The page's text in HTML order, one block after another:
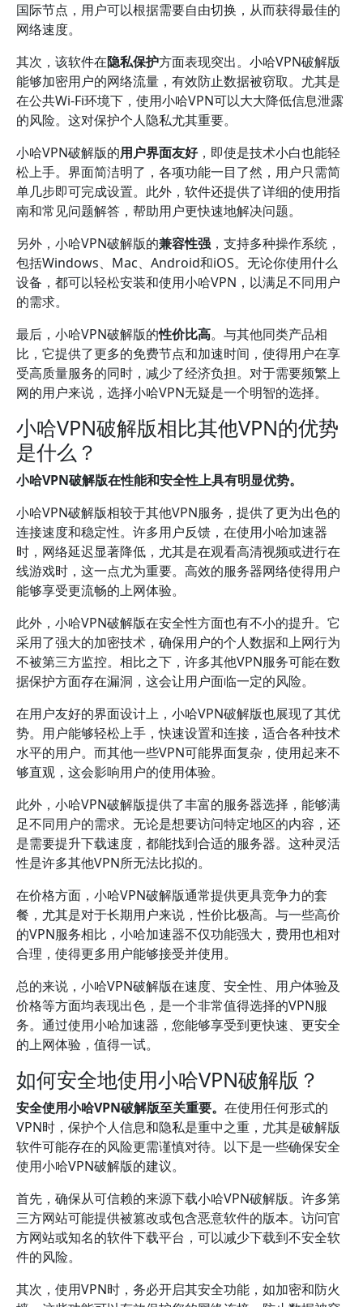
国际节点，用户可以根据需要自由切换，从而获得最佳的
网络速度。
其次，该软件在隐私保护方面表现突出。小哈VPN破解版
能够加密用户的网络流量，有效防止数据被窃取。尤其是
在公共Wi-Fi环境下，使用小哈VPN可以大大降低信息泄露
的风险。这对保护个人隐私尤其重要。
小哈VPN破解版的用户界面友好，即使是技术小白也能轻
松上手。界面简洁明了，各项功能一目了然，用户只需简
单几步即可完成设置。此外，软件还提供了详细的使用指
南和常见问题解答，帮助用户更快速地解决问题。
另外，小哈VPN破解版的兼容性强 ，支持多种操作系统，
包括Windows、Mac、Android和iOS。无论你使用什么
设备，都可以轻松安装和使用小哈VPN，以满足不同用户
的需求。
最后，小哈VPN破解版的性价比高。与其他同类产品相
比，它提供了更多的免费节点和加速时间，使得用户在享
受高质量服务的同时，减少了经济负担。对于需要频繁上
网的用户来说，选择小哈VPN无疑是一个明智的选择。
小哈VPN破解版相比其他VPN的优势
是什么？
小哈VPN破解版在性能和安全性上具有明显优势。
小哈VPN破解版相较于其他VPN服务，提供了更为出色的
连接速度和稳定性。许多用户反馈，在使用小哈加速器
时，网络延迟显著降低，尤其是在观看高清视频或进行在
线游戏时，这一点尤为重要。高效的服务器网络使得用户
能够享受更流畅的上网体验。
此外，小哈VPN破解版在安全性方面也有不小的提升。它
采用了强大的加密技术，确保用户的个人数据和上网行为
不被第三方监控。相比之下，许多其他VPN服务可能在数
据保护方面存在漏洞，这会让用户面临一定的风险。
在用户友好的界面设计上，小哈VPN破解版也展现了其优
势。用户能够轻松上手，快速设置和连接，适合各种技术
水平的用户。而其他一些VPN可能界面复杂，使用起来不
够直观，这会影响用户的使用体验。
此外，小哈VPN破解版提供了丰富的服务器选择，能够满
足不同用户的需求。无论是想要访问特定地区的内容，还
是需要提升下载速度，都能找到合适的服务器。这种灵活
性是许多其他VPN所无法比拟的。
在价格方面，小哈VPN破解版通常提供更具竞争力的套
餐，尤其是对于长期用户来说，性价比极高。与一些高价
的VPN服务相比，小哈加速器不仅功能强大，费用也相对
合理，使得更多用户能够接受并使用。
总的来说，小哈VPN破解版在速度、安全性、用户体验及
价格等方面均表现出色，是一个非常值得选择的VPN服
务。通过使用小哈加速器，您能够享受到更快速、更安全
的上网体验，值得一试。
如何安全地使用小哈VPN破解版？
安全使用小哈VPN破解版至关重要。 在使用任何形式的
VPN时，保护个人信息和隐私是重中之重，尤其是破解版
软件可能存在的风险更需谨慎对待。以下是一些确保安全
使用小哈VPN破解版的建议。
首先，确保从可信赖的来源下载小哈VPN破解版。许多第
三方网站可能提供被篡改或包含恶意软件的版本。访问官
方网站或知名的软件下载平台，可以减少下载到不安全软
件的风险。
其次，使用VPN时，务必开启其安全功能，如加密和防火